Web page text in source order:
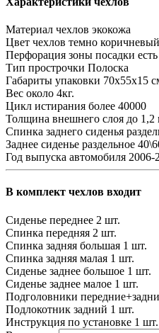
Материал чехлов экокожа
Цвет чехлов темно
Перфорация зоны посадки есть
Тип прострочки Полоска
Габариты упаковки 70х55х15
Вес около 4кг.
Цикл истирания более 40000
Толщина внешнего слоя до 1,2
Спинка заднего сиденья
Заднее сиденье раздельное
Год выпуска автомобиля 2006-
В комплект чехлов входит
Сиденье переднее 2 шт.
Спинка передняя 2 шт.
Спинка задняя большая 1 шт.
Спинка задняя малая 1 шт.
Сиденье заднее большое 1 шт.
Сиденье заднее малое 1 шт.
Подголовники
Подлокотник задний 1 шт.
Инструкция по установке 1 шт.